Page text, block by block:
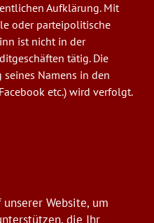
Aufklärung. Mit
oder parteipolitische
ist nicht in der
tätig. Die
Namens in den
etc.) wird verfolgt.
Website, um
die Ihr